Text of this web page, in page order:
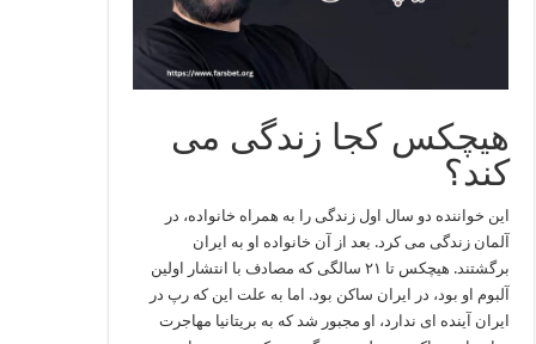
هیچکس کجا زندگی می
کند؟
این خواننده دو سال اول زندگی را به همراه خانواده، در
آلمان زندگی می‌ کرد. بعد از آن خانواده او به ایران
برگشتند. هیچکس تا ۲۱ سالگی که مصادف با انتشار اولین
آلبوم او بود، در ایران ساکن بود. اما به علت این که رپ در
ایران آینده ای ندارد، او مجبور شد که به بریتانیا مهاجرت